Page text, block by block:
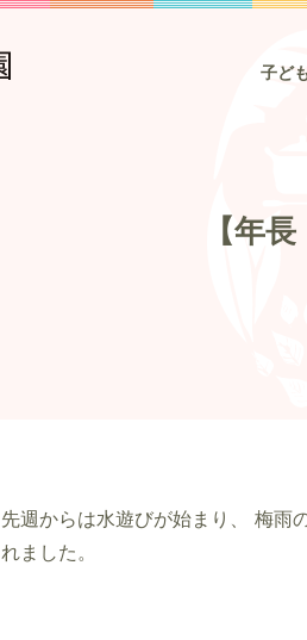
子ど
【年
先週からは水遊びが始まり、 梅雨
れました。